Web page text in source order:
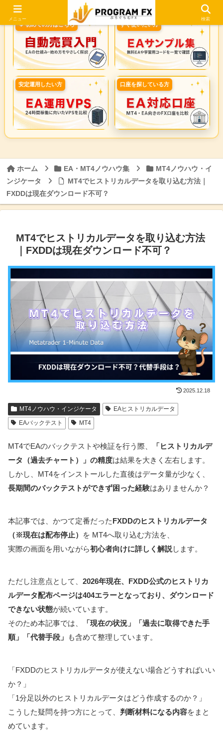
🔰 初めての方はこちら すぐ使いたい方
安定運用したい方 口座を探している方
ホーム EA・MT4ノウハウ集
MT4ノウハウ・イ
ンジケータ
MT4でヒストリカルデータを取り込む方法｜
FXDDは現在ダウンロード不可？
MT4でヒストリカルデータを取り込む方法
｜FXDDは現在ダウンロード不可？
2025.12.18
MT4ノウハウ・インジケータ
EAヒストリカルデータ
EAバックテスト
MT4
MT4でEAのバックテストや検証を行う際、
「ヒストリカルデ
ータ（過去チャート）」の精度は結果を大きく左右します。
しかし、MT4をインストールした直後はデータ量が少なく、
長期間のバックテストができず困った経験はありませんか？
本記事では、かつて定番だったFXDDのヒストリカルデータ
（※現在は配布停止）
を MT4へ取り込む方法を、
実際の画面を用いながら初心者向けに詳しく解説します。
ただし注意点として、 2026年現在、FXDD公式のヒストリカ
ルデータ配布ページは404エラーとなっており、ダウンロード
できない状態が続いています。
そのため本記事では、
「現在の状況」「過去に取得できた手
順」「代替手段」
も含めて整理しています。
「FXDDのヒストリカルデータが使えない場合どうすればいい
か？」
「1分足以外のヒストリカルデータはどう作成するのか？」
こうした疑問を持つ方にとって、 判断材料になる内容をまと
めています。
メニュー 検索